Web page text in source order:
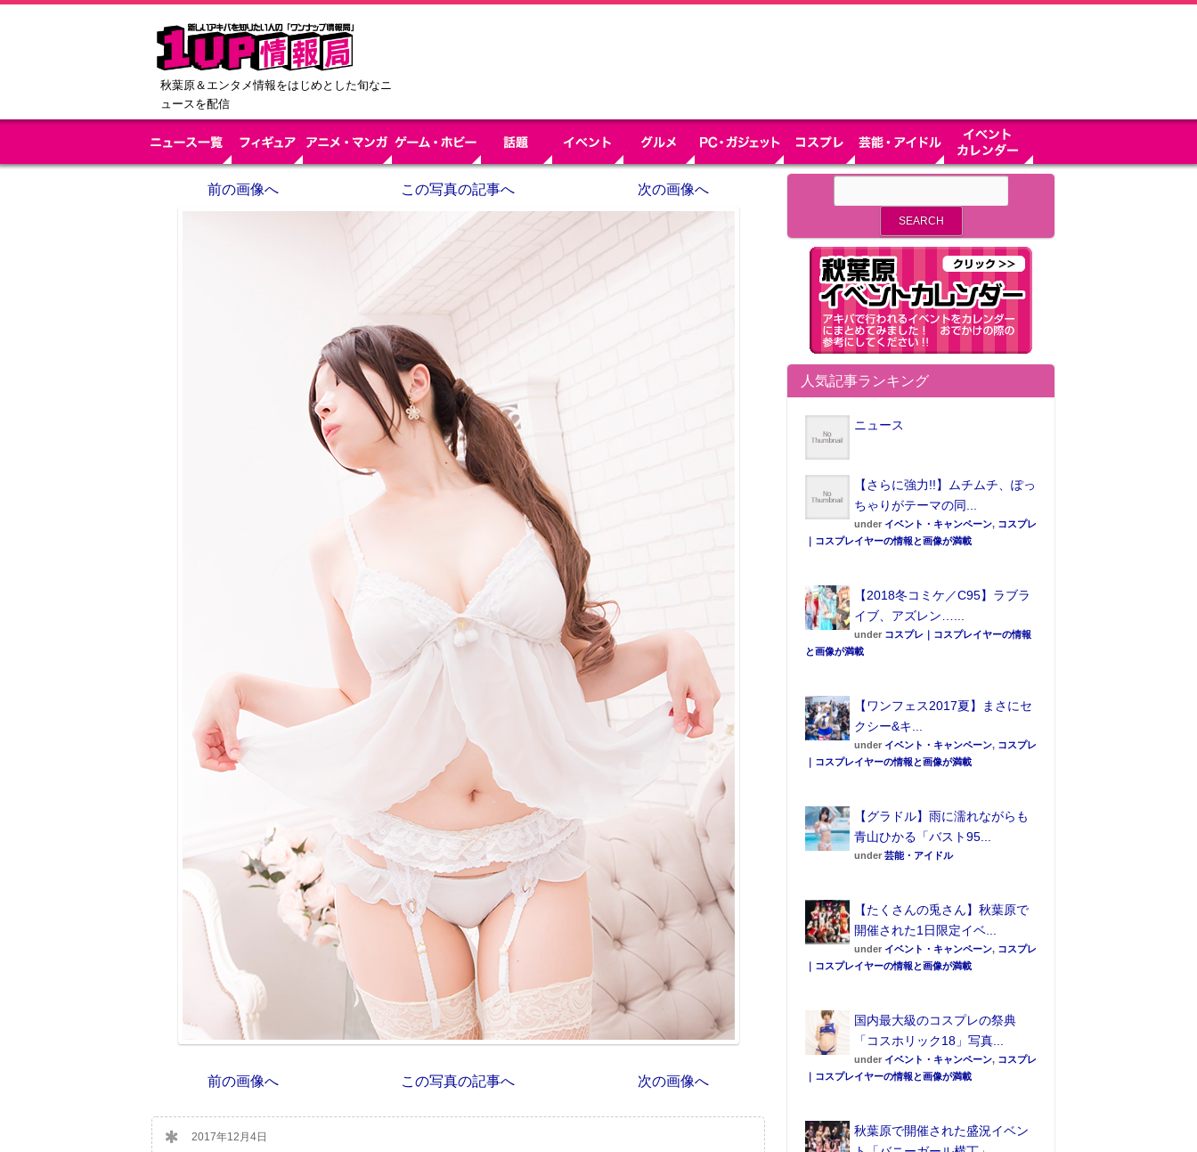
秋葉原＆エンタメ情報をはじめとした旬なニ
ュースを配信
前の画像へ この写真の記事へ 次の画像へ
前の画像へ この写真の記事へ 次の画像へ
2017年12月4日
人気記事ランキング
ニュース
【さらに強力!!】ムチムチ、ぽっ
ちゃりがテーマの同...
under イベント・キャンペーン, コスプレ
｜コスプレイヤーの情報と画像が満載
【2018冬コミケ／C95】ラブラ
イブ、アズレン…...
under コスプレ｜コスプレイヤーの情報
と画像が満載
【ワンフェス2017夏】まさにセ
クシー&キ...
under イベント・キャンペーン, コスプレ
｜コスプレイヤーの情報と画像が満載
【グラドル】雨に濡れながらも
青山ひかる「バスト95...
under 芸能・アイドル
【たくさんの兎さん】秋葉原で
開催された1日限定イベ...
under イベント・キャンペーン, コスプレ
｜コスプレイヤーの情報と画像が満載
国内最大級のコスプレの祭典
「コスホリック18」写真...
under イベント・キャンペーン, コスプレ
｜コスプレイヤーの情報と画像が満載
秋葉原で開催された盛況イベン